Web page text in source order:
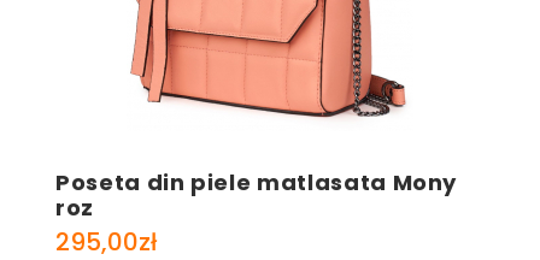
Poseta din piele matlasata Mony
roz
295,00zł